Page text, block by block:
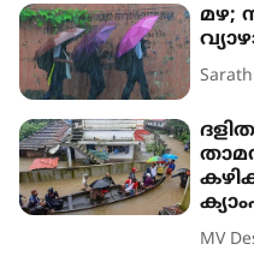
മഴ;
MV